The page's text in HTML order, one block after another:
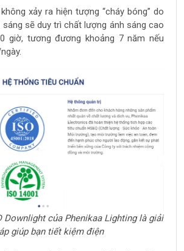
xảy ra hiện tượng “cháy bóng” do
sáng sẽ duy trì chất lượng ánh sáng cao
giờ, tương đương khoảng 7 năm nếu
Downlight của Phenikaa Lighting là giải
giúp bạn tiết kiệm điện